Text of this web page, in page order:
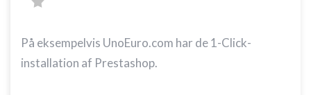
På eksempelvis UnoEuro.com har de 1-Click-
installation af Prestashop.